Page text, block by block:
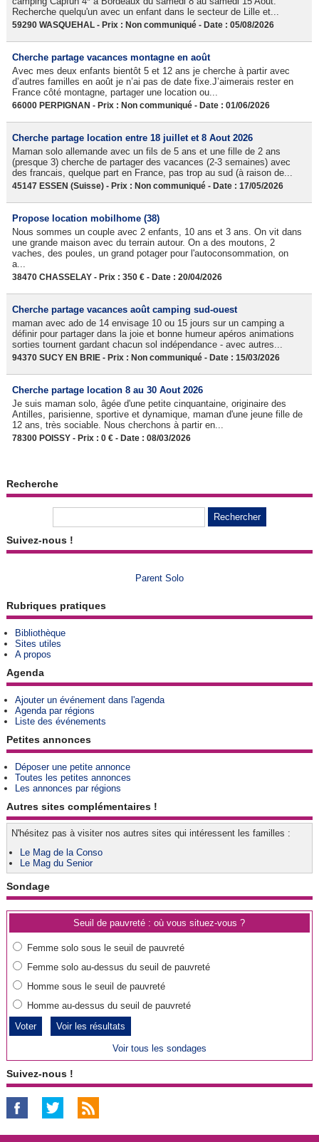
Recherche quelqu'un avec un enfant dans le secteur de Lille et...
59290 WASQUEHAL - Prix : Non communiqué - Date : 05/08/2026
Cherche partage vacances montagne en août
Avec mes deux enfants bientôt 5 et 12 ans je cherche à partir avec
d’autres familles en août je n’ai pas de date fixe.J’aimerais rester en
France côté montagne, partager une location ou...
66000 PERPIGNAN - Prix : Non communiqué - Date : 01/06/2026
Cherche partage location entre 18 juillet et 8 Aout 2026
Maman solo allemande avec un fils de 5 ans et une fille de 2 ans
(presque 3) cherche de partager des vacances (2-3 semaines) avec
des francais, quelque part en France, pas trop au sud (à raison de...
45147 ESSEN (Suisse) - Prix : Non communiqué - Date : 17/05/2026
Propose location mobilhome (38)
Nous sommes un couple avec 2 enfants, 10 ans et 3 ans. On vit dans
une grande maison avec du terrain autour. On a des moutons, 2
vaches, des poules, un grand potager pour l'autoconsommation, on
a...
38470 CHASSELAY - Prix : 350 € - Date : 20/04/2026
Cherche partage vacances août camping sud-ouest
maman avec ado de 14 envisage 10 ou 15 jours sur un camping a
définir pour partager dans la joie et bonne humeur apéros animations
sorties tournent gardant chacun sol indépendance - avec autres...
94370 SUCY EN BRIE - Prix : Non communiqué - Date : 15/03/2026
Cherche partage location 8 au 30 Aout 2026
Je suis maman solo, âgée d'une petite cinquantaine, originaire des
Antilles, parisienne, sportive et dynamique, maman d'une jeune fille de
12 ans, très sociable. Nous cherchons à partir en...
78300 POISSY - Prix : 0 € - Date : 08/03/2026
Recherche
Suivez-nous !
Parent Solo
Rubriques pratiques
Bibliothèque
Sites utiles
A propos
Agenda
Ajouter un événement dans l'agenda
Agenda par régions
Liste des événements
Petites annonces
Déposer une petite annonce
Toutes les petites annonces
Les annonces par régions
Autres sites complémentaires !
N'hésitez pas à visiter nos autres sites qui intéressent les familles :
Le Mag de la Conso
Le Mag du Senior
Sondage
Seuil de pauvreté : où vous situez-vous ?
Femme solo sous le seuil de pauvreté
Femme solo au-dessus du seuil de pauvreté
Homme sous le seuil de pauvreté
Homme au-dessus du seuil de pauvreté
Voir les résultats
Voir tous les sondages
Suivez-nous !